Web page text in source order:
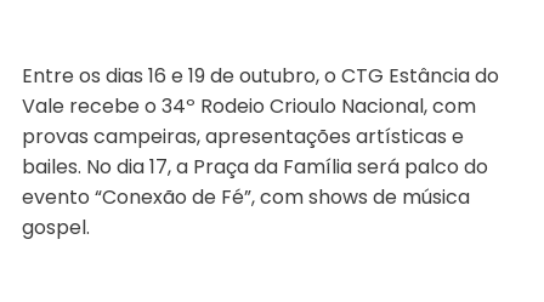
Entre os dias 16 e 19 de outubro, o CTG Estância do
Vale recebe o 34º Rodeio Crioulo Nacional, com
provas campeiras, apresentações artísticas e
bailes. No dia 17, a Praça da Família será palco do
evento “Conexão de Fé”, com shows de música
gospel.